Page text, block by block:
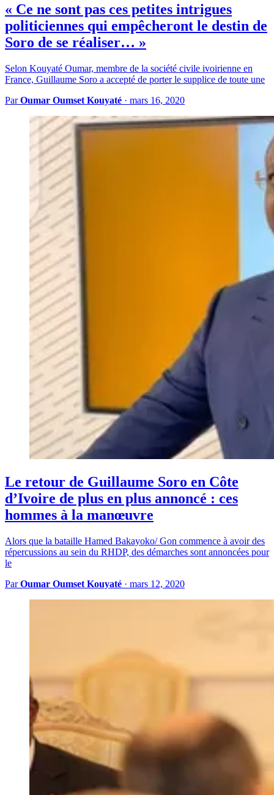
« Ce ne sont pas ces petites intrigues
politiciennes qui empêcheront le destin de
Soro de se réaliser… »
Selon Kouyaté Oumar, membre de la société civile ivoirienne en
France, Guillaume Soro a accepté de porter le supplice de toute une
ParOumar Oumset Kouyaté · mars 16, 2020
Le retour de Guillaume Soro en Côte
d’Ivoire de plus en plus annoncé : ces
hommes à la manœuvre
Alors que la bataille Hamed Bakayoko/ Gon commence à avoir des
répercussions au sein du RHDP, des démarches sont annoncées pour
le
ParOumar Oumset Kouyaté · mars 12, 2020